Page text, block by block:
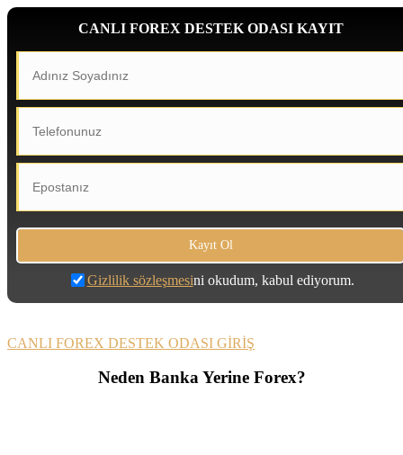
CANLI FOREX DESTEK ODASI KAYIT
Gizlilik sözleşmesini okudum, kabul ediyorum.
CANLI FOREX DESTEK ODASI GİRİŞ
Neden Banka Yerine Forex?